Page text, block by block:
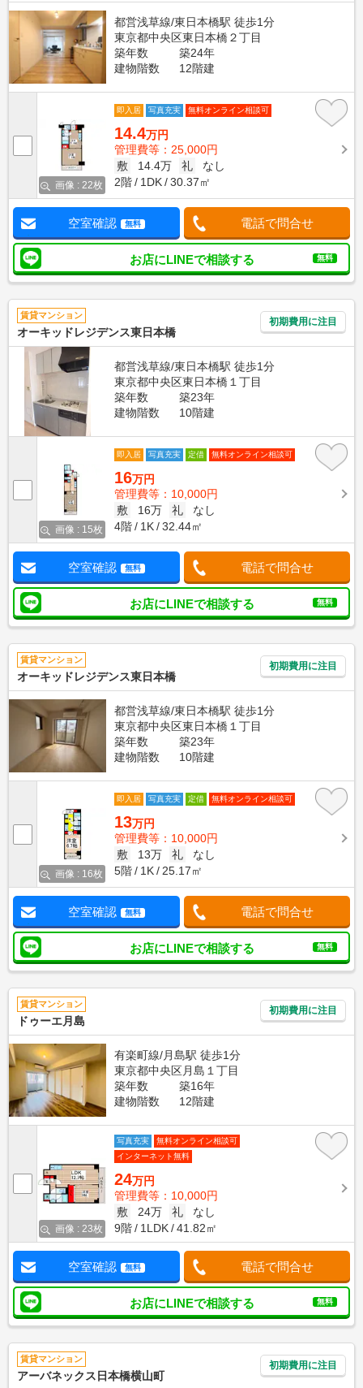
都営浅草線/東日本橋駅 徒歩1分
東京都中央区東日本橋２丁目
築年数
築24年
建物階数
12階建
画像 : 22枚
即入居 写真充実 無料オンライン相談可
14.4万円
管理費等：25,000円
敷
14.4万 礼
なし
2階
1DK 30.37㎡
空室確認 無料 電話で問合せ
お店にLINEで相談する 無料
賃貸マンション
オーキッドレジデンス東日本橋
初期費用に注目
都営浅草線/東日本橋駅 徒歩1分
東京都中央区東日本橋１丁目
築年数
築23年
建物階数
10階建
画像 : 15枚
即入居 写真充実 定借 無料オンライン相談可
16万円
管理費等：10,000円
敷
16万 礼
なし
4階
1K 32.44㎡
空室確認 無料 電話で問合せ
お店にLINEで相談する 無料
賃貸マンション
オーキッドレジデンス東日本橋
初期費用に注目
都営浅草線/東日本橋駅 徒歩1分
東京都中央区東日本橋１丁目
築年数
築23年
建物階数
10階建
画像 : 16枚
即入居 写真充実 定借 無料オンライン相談可
13万円
管理費等：10,000円
敷
13万 礼
なし
5階
1K 25.17㎡
空室確認 無料 電話で問合せ
お店にLINEで相談する 無料
賃貸マンション
ドゥーエ月島
初期費用に注目
有楽町線/月島駅 徒歩1分
東京都中央区月島１丁目
築年数
築16年
建物階数
12階建
画像 : 23枚
写真充実
無料オンライン相談可
インターネット無料
24万円
管理費等：10,000円
敷
24万 礼
なし
9階
1LDK 41.82㎡
空室確認 無料 電話で問合せ
お店にLINEで相談する 無料
賃貸マンション
アーバネックス日本橋横山町
初期費用に注目